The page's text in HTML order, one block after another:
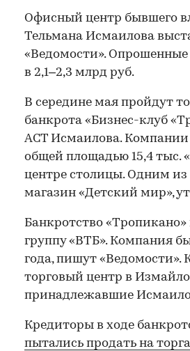
Офисный центр бывшего
Тельмана Исмаилова
«Ведомости».
в 2,1–2,3 млрд руб.
В середине мая пройдут
банкрота «Бизнес-клуб
АСТ Исмаилова.
общей площадью 15,4 тыс.
центре столицы. Одним
магазин «Детский мир»,
Банкротство
группу «ВТБ». Компания
года, пишут «Ведомости».
торговый центр в
принадлежавшие
Кредиторы в ходе
пытались продать на